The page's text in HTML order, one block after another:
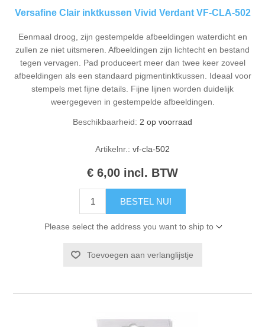
Versafine Clair inktkussen Vivid Verdant VF-CLA-502
Eenmaal droog, zijn gestempelde afbeeldingen waterdicht en
zullen ze niet uitsmeren. Afbeeldingen zijn lichtecht en bestand
tegen vervagen. Pad produceert meer dan twee keer zoveel
afbeeldingen als een standaard pigmentinktkussen. Ideaal voor
stempels met fijne details. Fijne lijnen worden duidelijk
weergegeven in gestempelde afbeeldingen.
Beschikbaarheid: 2 op voorraad
Artikelnr.: vf-cla-502
€ 6,00 incl. BTW
BESTEL NU!
Please select the address you want to ship to
Toevoegen aan verlanglijstje